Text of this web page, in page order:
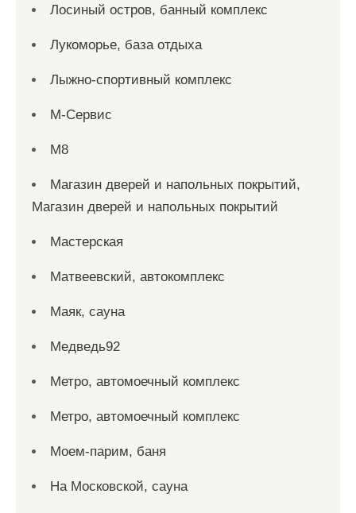
Лосиный остров, банный комплекс
Лукоморье, база отдыха
Лыжно-спортивный комплекс
М-Сервис
М8
Магазин дверей и напольных покрытий,
Магазин дверей и напольных покрытий
Мастерская
Матвеевский, автокомплекс
Маяк, сауна
Медведь92
Метро, автомоечный комплекс
Метро, автомоечный комплекс
Моем-парим, баня
На Московской, сауна